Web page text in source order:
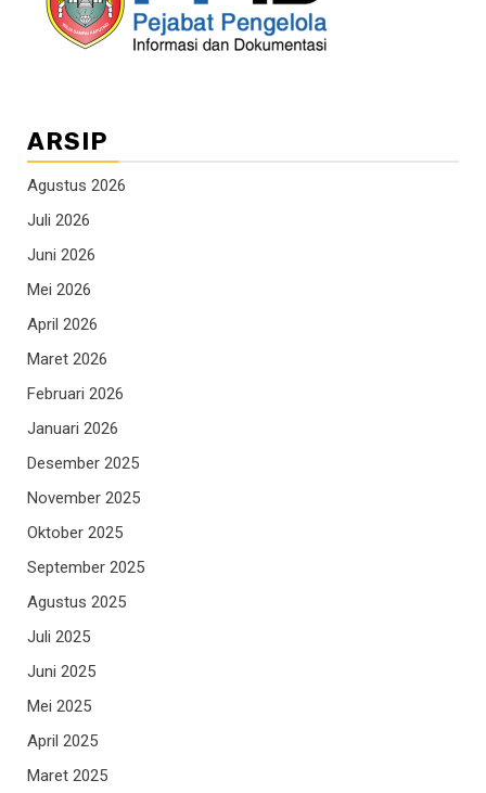
ARSIP
Agustus 2026
Juli 2026
Juni 2026
Mei 2026
April 2026
Maret 2026
Februari 2026
Januari 2026
Desember 2025
November 2025
Oktober 2025
September 2025
Agustus 2025
Juli 2025
Juni 2025
Mei 2025
April 2025
Maret 2025